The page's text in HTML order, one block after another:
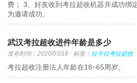
费； 3、好友收到考拉超收机器并成功绑
为邀请成功。
武汉考拉超收进件年龄是多少
发布时间：2020/03/18 标签： 拉卡拉考拉超收
考拉超收注册法人年龄在18~65周岁。